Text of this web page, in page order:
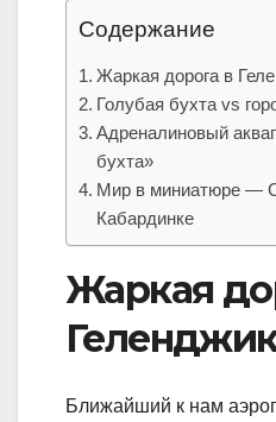
Содержание
Жаркая дорога в
Голубая бухта vs
Адреналиновый
бухта»
Мир в миниатюре —
Кабардинке
Жаркая
Ближайший к нам